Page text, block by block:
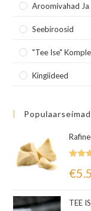
Aroomivahad Ja
Seebiroosid
"Tee Ise"
Kingiideed
5.00 /
€
TEE